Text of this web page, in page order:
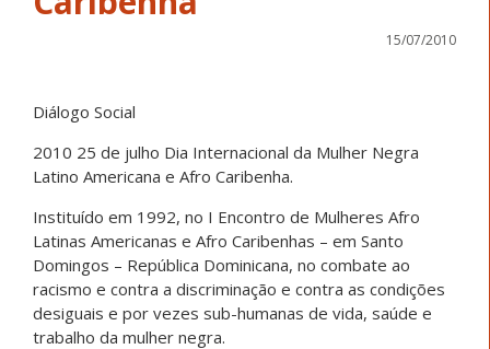
15/07/2010
Diálogo Social
2010 25 de julho Dia Internacional da Mulher Negra
Latino Americana e Afro Caribenha.
Instituído em 1992, no I Encontro de Mulheres Afro
Latinas Americanas e Afro Caribenhas – em Santo
Domingos – República Dominicana, no combate ao
racismo e contra a discriminação e contra as condições
desiguais e por vezes sub-humanas de vida, saúde e
trabalho da mulher negra.